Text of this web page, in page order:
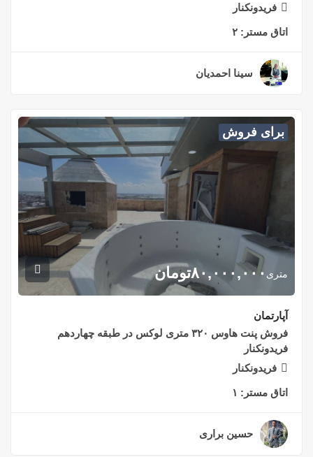
فریدونکنار
اتاق مستر: ۲
سینا احمدیان
برای فروش
متری ۸۰,۰۰۰,۰۰۰تومان
آپارتمان
فروش پنت هاوس ۳۲۰ متری لوکس در طبقه چهاردهم
فریدونکنار
فریدونکنار
اتاق مستر: ۱
حسین براری